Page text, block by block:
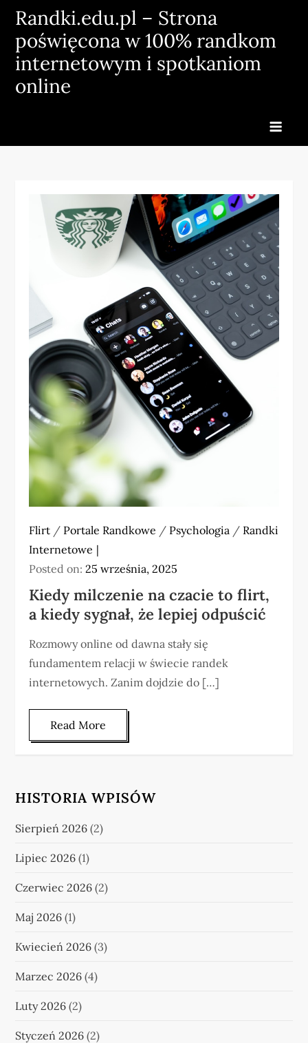
Skip
content
Randki.edu.pl – Strona
poświęcona w 100% randkom
internetowym i spotkaniom
online
Flirt / Portale Randkowe / Psychologia / Randki
Internetowe
Posted on:25 września, 2025
Kiedy milczenie na czacie to flirt,
a kiedy sygnał, że lepiej odpuścić
Rozmowy online od dawna stały się
fundamentem relacji w świecie randek
internetowych. Zanim dojdzie do […]
Read More
HISTORIA WPISÓW
Sierpień 2026 (2)
Lipiec 2026 (1)
Czerwiec 2026 (2)
Maj 2026 (1)
Kwiecień 2026 (3)
Marzec 2026 (4)
Luty 2026 (2)
Styczeń 2026 (2)